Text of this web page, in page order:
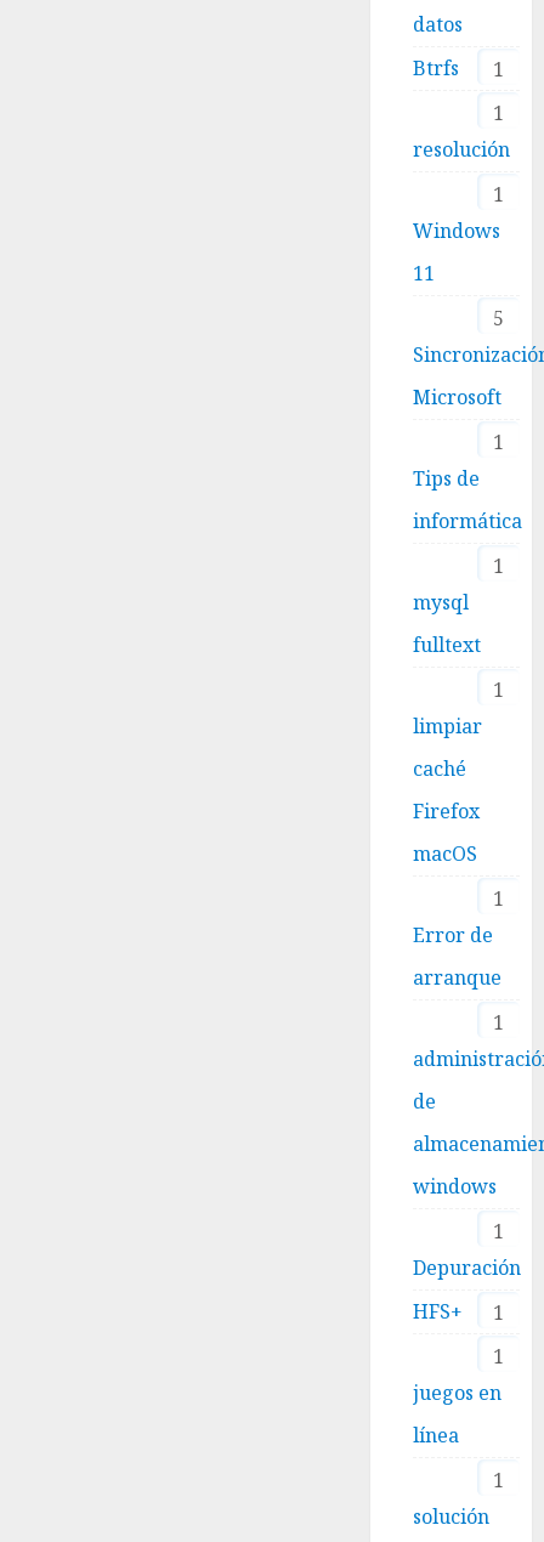
datos
1
Btrfs
1
resolución
1
Windows
11
5
Microsoft
1
Tips de
informática
1
mysql
fulltext
1
limpiar
caché
Firefox
macOS
1
Error de
arranque
1
de
windows
1
Depuración
1
HFS+
1
juegos en
línea
1
solución